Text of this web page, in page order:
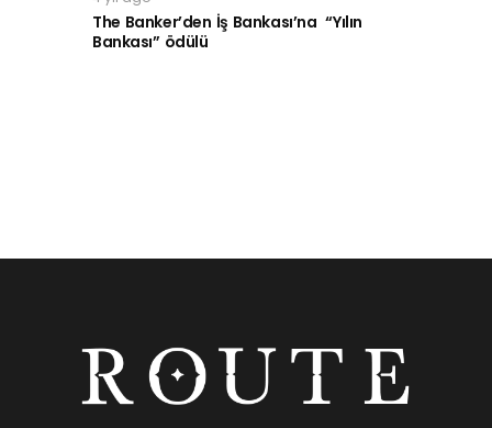
The Banker’den İş Bankası’na “Yılın
Bankası” ödülü